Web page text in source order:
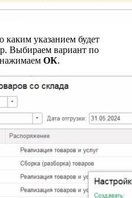
каким указанием будет
Выбираем вариант по
ОК.